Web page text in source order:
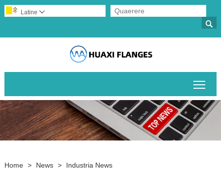

Latine 
Home > News > Industria News